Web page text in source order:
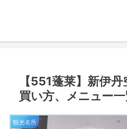
【551蓬莱】新伊
買い方、メニュー
観光名所